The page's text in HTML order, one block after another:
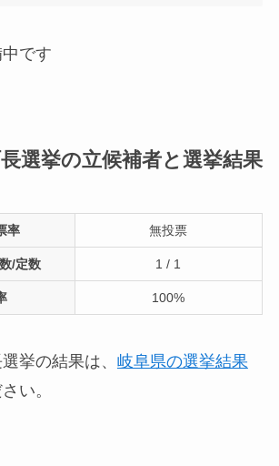
です
選挙の立候補者と選挙結果
率 無投票
/定数 1 / 1
100%
挙の結果は、 岐阜県の選挙結果
い。